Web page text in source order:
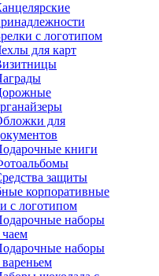
с логотипом
для карт
для
книги
защиты
корпоративные
с логотипом
наборы
чаем
наборы
вареньем